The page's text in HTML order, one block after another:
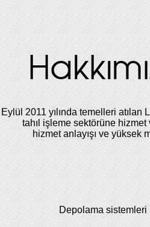
Eylül 2011 yılında temelleri
tahıl işleme sektörüne hizmet
hizmet anlayışı ve yüksek
Depolama sistemleri